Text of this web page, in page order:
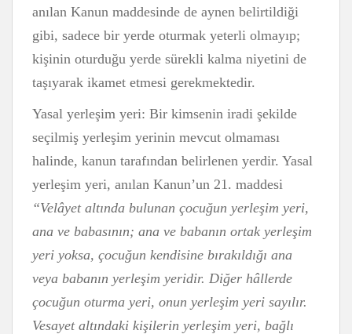
anılan Kanun maddesinde de aynen belirtildiği
gibi, sadece bir yerde oturmak yeterli olmayıp;
kişinin oturduğu yerde sürekli kalma niyetini de
taşıyarak ikamet etmesi gerekmektedir.
Yasal yerleşim yeri: Bir kimsenin iradi şekilde
seçilmiş yerleşim yerinin mevcut olmaması
halinde, kanun tarafından belirlenen yerdir. Yasal
yerleşim yeri, anılan Kanun’un 21. maddesi
“Velâyet altında bulunan çocuğun yerleşim yeri,
ana ve babasının; ana ve babanın ortak yerleşim
yeri yoksa, çocuğun kendisine bırakıldığı ana
veya babanın yerleşim yeridir. Diğer hâllerde
çocuğun oturma yeri, onun yerleşim yeri sayılır.
Vesayet altındaki kişilerin yerleşim yeri, bağlı